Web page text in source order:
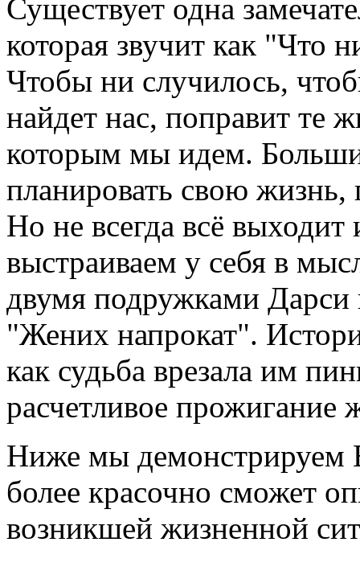
Существует одна
которая звучит как "Что
Чтобы ни случилось,
найдет нас, поправит те
которым мы идем.
планировать свою
Но не всегда всё
выстраиваем у себя в
двумя подружками
"Жених напрокат".
как судьба врезала им
расчетливое
Ниже мы демонстрируем
более красочно сможет
возникшей жизненной